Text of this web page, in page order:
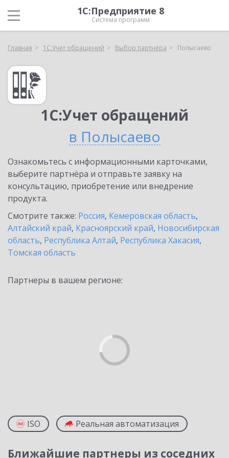
1С:Предприятие 8
Система программ
Главная 1С:Учет обращений Выбор партнёра Полысаево
1С:Учет обращений
в Полысаево
Ознакомьтесь с информационными карточками,
выберите партнёра и отправьте заявку на
консультацию, приобретение или внедрение
продукта.
Смотрите также: Россия, Кемеровская область,
Алтайский край, Красноярский край, Новосибирская
область, Республика Алтай, Республика Хакасия,
Томская область
Партнеры в вашем регионе:
ISO Реальная автоматизация
Ближайшие партнеры из соседних